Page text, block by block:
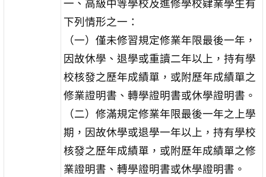
一、高級中等學校及進修學校肄業學生有
下列情形之一：
（一）僅未修習規定修業年限最後一年，
因故休學、退學或重讀二年以上，持有學
校核發之歷年成績單，或附歷年成績單之
修業證明書、轉學證明書或休學證明書。
（二）修滿規定修業年限最後一年之上學
期，因故休學或退學一年以上，持有學校
核發之歷年成績單，或附歷年成績單之修
業證明書、轉學證明書或休學證明書。